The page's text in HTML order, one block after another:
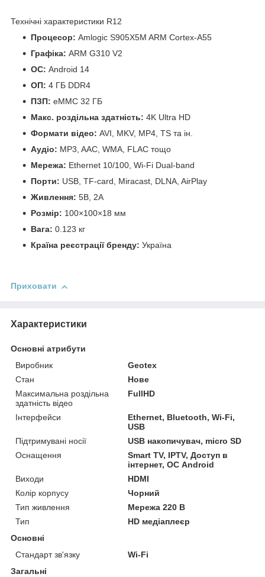
Технічні характеристики R12
Процесор: Amlogic S905X5M ARM Cortex-A55
Графіка: ARM G310 V2
ОС: Android 14
ОП: 4 ГБ DDR4
ПЗП: eMMC 32 ГБ
Макс. роздільна здатність: 4K Ultra HD
Формати відео: AVI, MKV, MP4, TS та ін.
Аудіо: MP3, AAC, WMA, FLAC тощо
Мережа: Ethernet 10/100, Wi-Fi Dual-band
Порти: USB, TF-card, Miracast, DLNA, AirPlay
Живлення: 5В, 2А
Розмір: 100×100×18 мм
Вага: 0.123 кг
Країна реєстрації бренду: Україна
Приховати
Характеристики
Основні атрибути
Виробник
Geotex
Стан
Нове
Максимальна роздільна
здатність відео
FullHD
Інтерфейси
Ethernet, Bluetooth, Wi-Fi,
USB
Підтримувані носії
USB накопичувач, micro SD
Оснащення
Smart TV, IPTV, Доступ в
інтернет, ОС Android
Виходи
HDMI
Колір корпусу
Чорний
Тип живлення
Мережа 220 В
Тип
HD медіаплеєр
Основні
Стандарт зв'язку
Wi-Fi
Загальні